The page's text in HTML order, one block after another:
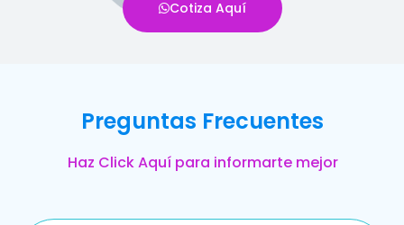
Cotiza Aquí
Preguntas Frecuentes
Haz Click Aquí para informarte mejor